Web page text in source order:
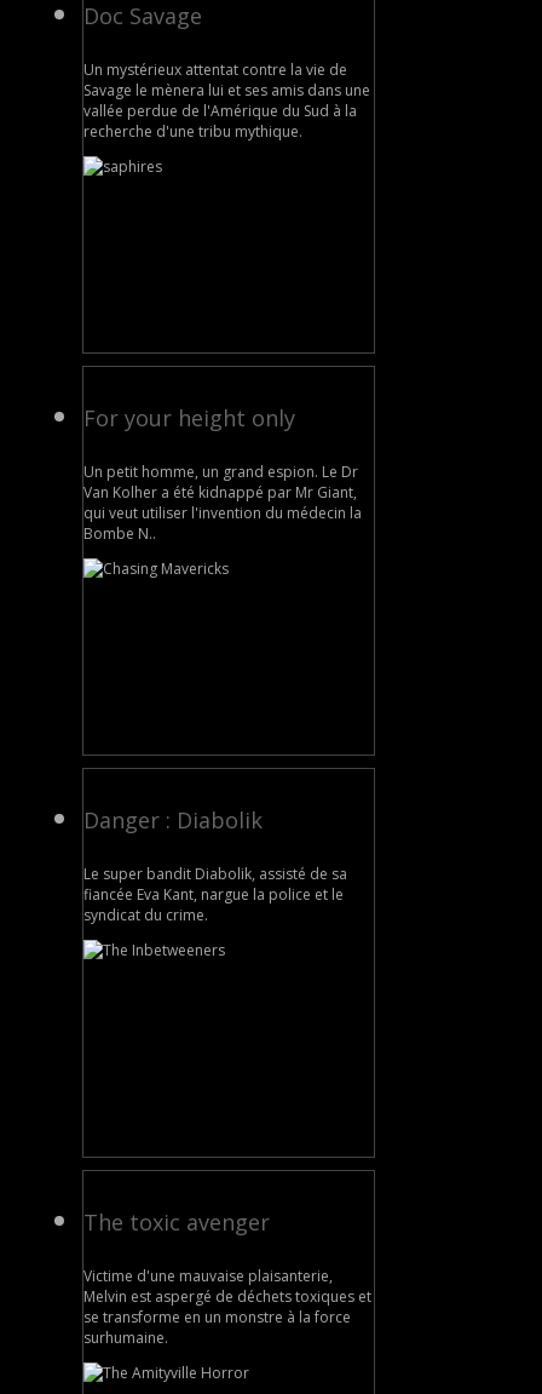
Doc Savage
Un mystérieux attentat contre la vie de
Savage le mènera lui et ses amis dans une
vallée perdue de l'Amérique du Sud à la
recherche d'une tribu mythique.
For your height only
Un petit homme, un grand espion. Le Dr
Van Kolher a été kidnappé par Mr Giant,
qui veut utiliser l'invention du médecin la
Bombe N..
Danger : Diabolik
Le super bandit Diabolik, assisté de sa
fiancée Eva Kant, nargue la police et le
syndicat du crime.
The toxic avenger
Victime d'une mauvaise plaisanterie,
Melvin est aspergé de déchets toxiques et
se transforme en un monstre à la force
surhumaine.